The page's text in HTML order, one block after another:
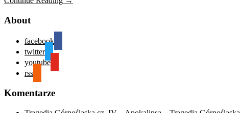
About
facebook
twitter
youtube
rss
Komentarze